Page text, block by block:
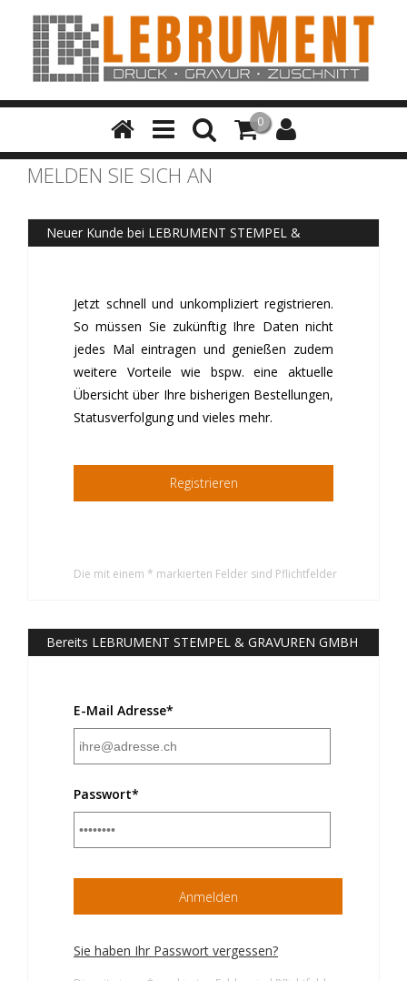
0
MELDEN SIE SICH AN
Die mit einem * markierten Felder sind Pflichtfelder
Neuer Kunde bei LEBRUMENT STEMPEL &
Jetzt schnell und unkompliziert registrieren.
So müssen Sie zukünftig Ihre Daten nicht
jedes Mal eintragen und genießen zudem
weitere Vorteile wie bspw. eine aktuelle
Übersicht über Ihre bisherigen Bestellungen,
Statusverfolgung und vieles mehr.
Registrieren
Bereits LEBRUMENT STEMPEL & GRAVUREN GMBH
E-Mail Adresse*
Passwort*
Sie haben Ihr Passwort vergessen?